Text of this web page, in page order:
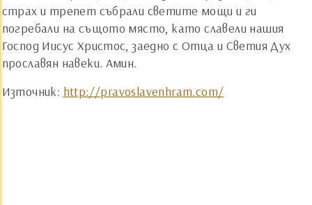
страх и трепет събрали светите мощи и ги
погребали на същото място, като славели нашия
Господ Иисус Христос, заедно с Отца и Светия Дух
прославян навеки. Амин.
Източник: http://pravoslavenhram.com/